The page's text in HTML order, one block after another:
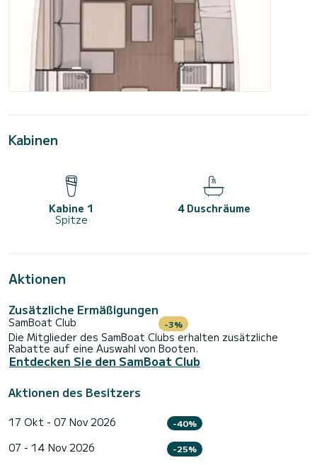
Kabinen
Kabine 1
Spitze
4 Duschräume
Aktionen
Zusätzliche Ermäßigungen
SamBoat Club -3%
Die Mitglieder des SamBoat Clubs erhalten zusätzliche
Rabatte auf eine Auswahl von Booten.
Entdecken Sie den SamBoat Club
Aktionen des Besitzers
17 Okt - 07 Nov 2026 -40%
07 - 14 Nov 2026 -25%